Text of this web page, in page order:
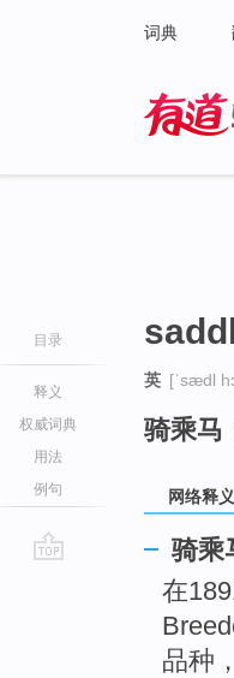
词典
目录
释义
权威词典
用法
例句
英 [ˈsædl
骑乘马
网络释义
骑乘
在
品种